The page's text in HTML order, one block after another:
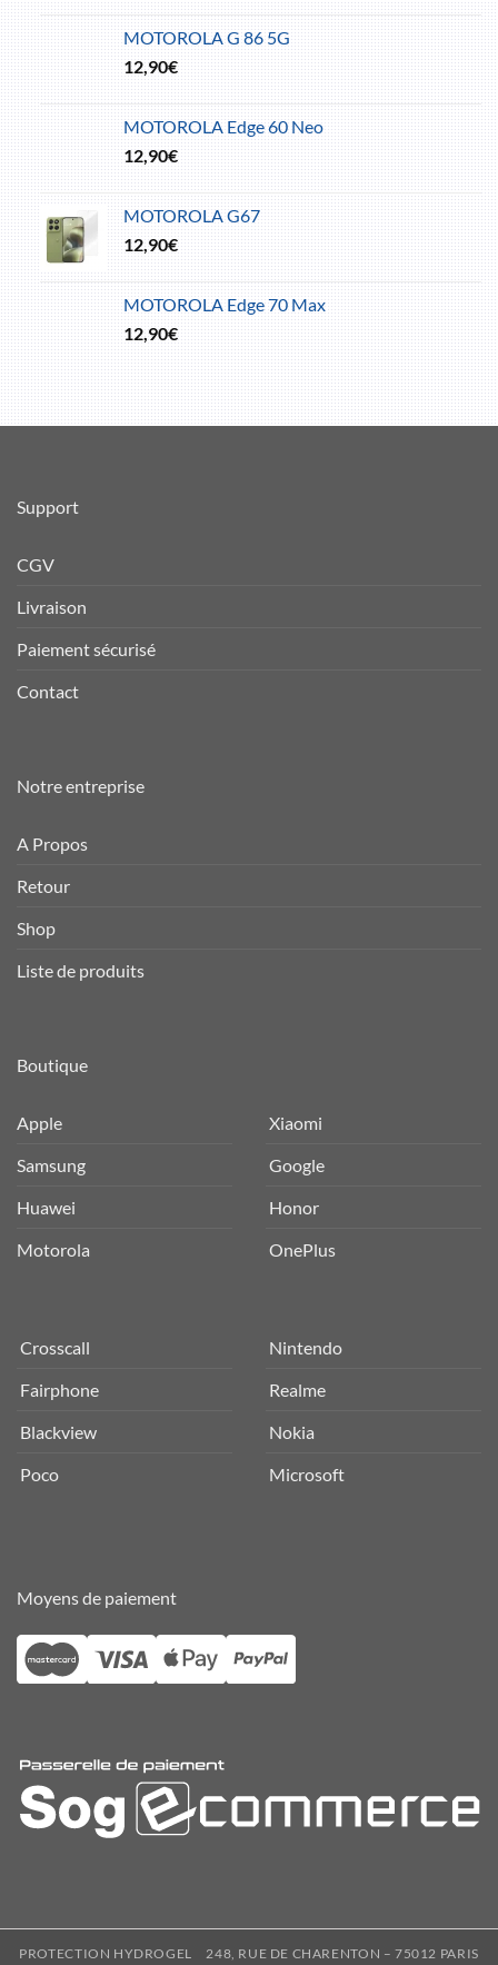
MOTOROLA G 86 5G
12,90€
MOTOROLA Edge 60 Neo
12,90€
MOTOROLA G67
12,90€
MOTOROLA Edge 70 Max
12,90€
Support
CGV
Livraison
Paiement sécurisé
Contact
Notre entreprise
A Propos
Retour
Shop
Liste de produits
Boutique
Apple
Samsung
Huawei
Motorola
Xiaomi
Google
Honor
OnePlus
Crosscall
Fairphone
Blackview
Poco
Nintendo
Realme
Nokia
Microsoft
Moyens de paiement
PROTECTION HYDROGEL 248, RUE DE CHARENTON – 75012 PARIS